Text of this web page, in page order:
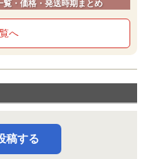
覧・価格・発送時期まとめ
へ
稿する